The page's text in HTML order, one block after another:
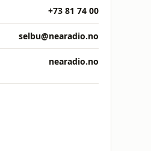
+73 81 74 00
selbu@nearadio.no
nearadio.no